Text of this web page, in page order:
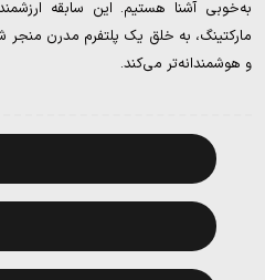
به‌خوبی آشنا هستیم. این سابقه
مارکتینگ، به خلق یک پلتفرم مدرن منجر
و هوشمندانه‌تر می‌کند.